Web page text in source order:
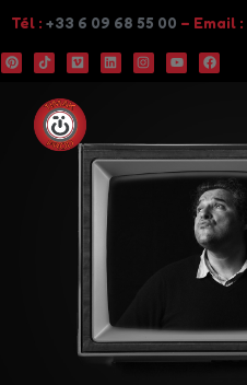
Tél : +33 6 09 68 55 00 – Email :